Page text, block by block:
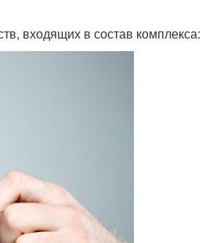
входящих в состав комплекса: